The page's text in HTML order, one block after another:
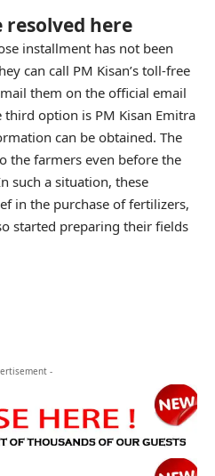
resolved here
installment has not been
can call PM Kisan’s toll-free
them on the official email
third option is PM Kisan Emitra
can be obtained. The
the farmers even before the
such a situation, these
in the purchase of fertilizers,
started preparing their fields
-